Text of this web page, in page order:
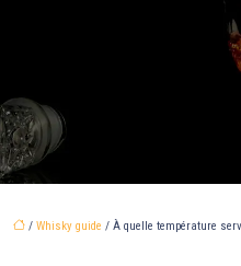
/ Whisky guide / À quelle température